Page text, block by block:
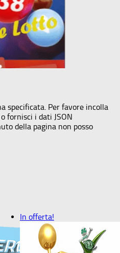
specificata. Per favore incolla
fornisci i dati JSON
della pagina non posso
In offerta!